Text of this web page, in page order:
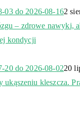
03 do 2026-08-162
– zdrowe nawyki,
kondycji
20 do 2026-08-0220
ukąszeniu kleszcza.